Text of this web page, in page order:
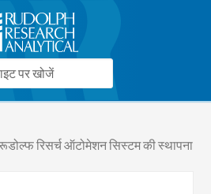
रिसर्च ऑटोमेशन सिस्टम की स्थापना